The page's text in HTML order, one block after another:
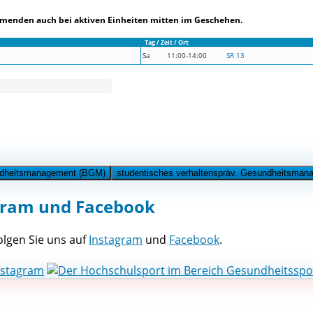
auch bei aktiven Einheiten mitten im Geschehen.
Tag / Zeit / Ort
Sa 11:00-14:00 SR 13
(BGM) studentisches verhaltenspräv.
und Facebook
Sie uns aufInstagram und Facebook.